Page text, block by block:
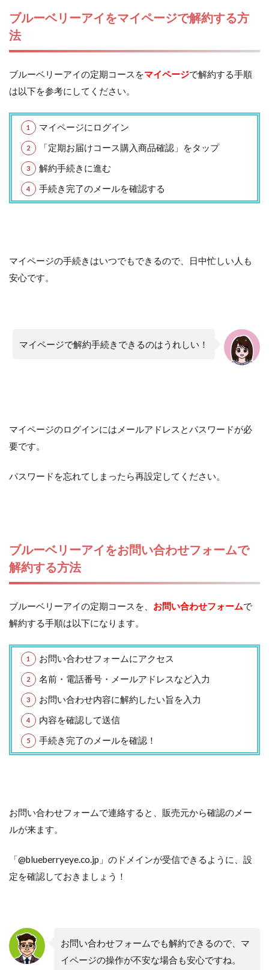
ブルーベリーアイをマイページで解約する方
法
ブルーベリーアイの定期コースをマイページで解約する手順
は以下を参考にしてください。
マイページにログイン
「定期お届けコース購入商品確認」をタップ
解約手続きに進む
手続き完了のメールを確認する
マイページの手続きはいつでもできるので、日中忙しい人も
安心です。
マイページで解約手続きできるのはうれしい！
マイページのログインにはメールアドレスとパスワードが必
要です。
パスワードを忘れてしまったら再設定してください。
ブルーベリーアイをお問い合わせフォームで
解約する方法
ブルーベリーアイの定期コースを、 お問い合わせフォームで
解約する手順は以下になります。
お問い合わせフォームにアクセス
名前・電話番号・メールアドレスなど入力
お問い合わせ内容に解約したい旨を入力
内容を確認して送信
手続き完了のメールを確認！
お問い合わせフォームで連絡すると、販売元から確認のメー
ルが来ます。
「@blueberryeye.co.jp」のドメインが受信できるように、設
定を確認しておきましょう！
お問い合わせフォームでも解約できるので、マ
イページの操作が不安な場合も安心ですね。